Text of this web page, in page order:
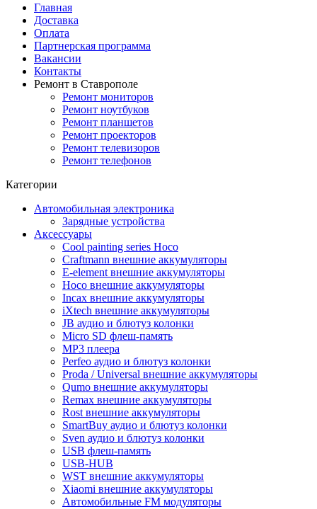
Главная
Доставка
Оплата
Партнерская программа
Вакансии
Контакты
Ремонт в Ставрополе
Ремонт мониторов
Ремонт ноутбуков
Ремонт планшетов
Ремонт проекторов
Ремонт телевизоров
Ремонт телефонов
Категории
Автомобильная электроника
Зарядные устройства
Аксессуары
Cool painting series Hoco
Craftmann внешние аккумуляторы
E-element внешние аккумуляторы
Hoco внешние аккумуляторы
Incax внешние аккумуляторы
iXtech внешние аккумуляторы
JB аудио и блютуз колонки
Micro SD флеш-память
MP3 плеера
Perfeo аудио и блютуз колонки
Proda / Universal внешние аккумуляторы
Qumo внешние аккумуляторы
Remax внешние аккумуляторы
Rost внешние аккумуляторы
SmartBuy аудио и блютуз колонки
Sven аудио и блютуз колонки
USB флеш-память
USB-HUB
WST внешние аккумуляторы
Xiaomi внешние аккумуляторы
Автомобильные FM модуляторы